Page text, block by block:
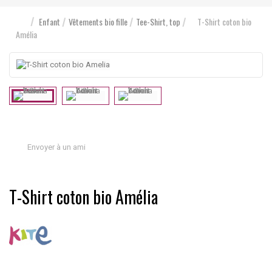
Enfant Vêtements bio fille Tee-Shirt, top
T-Shirt coton bio
Amélia
Envoyer à un ami
T-Shirt coton bio Amélia